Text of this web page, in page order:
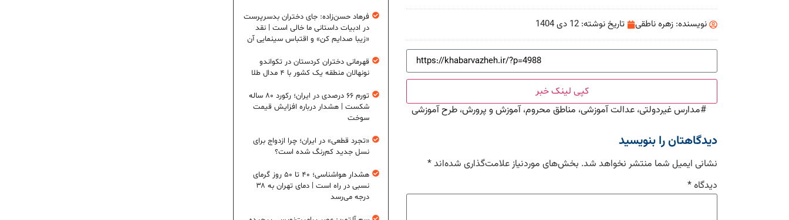
نویسنده: زهره ناطقی تاریخ نوشته: 12 دی 1404
کپی لینک خبر
#مدارس غیردولتی، عدالت آموزشی، مناطق محروم، آموزش و پرورش، طرح آموزشی
دیدگاهتان را بنویسید
نشانی ایمیل شما منتشر نخواهد شد. بخش‌های موردنیاز علامت‌گذاری شده‌اند*
دیدگاه*
فرهاد حسن‌زاده: جای دختران بدسرپرست
در ادبیات داستانی ما خالی است | نقد
«زیبا صدایم کن» و اقتباس سینمایی آن
قهرمانی دختران کردستان در تکواندو
نونهالان منطقه یک کشور با ۴ مدال طلا
تورم ۶۶ درصدی در ایران؛ رکورد ۸۰ ساله
شکست | هشدار درباره افزایش قیمت
سوخت
«تجرد قطعی» در ایران؛ چرا ازدواج برای
نسل جدید کم‌رنگ شده است؟
هشدار هواشناسی؛ ۴۰ تا ۵۰ روز گرمای
نسبی در راه است | دمای تهران به ۳۸
درجه می‌رسد